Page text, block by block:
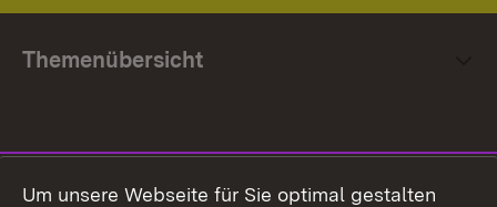
Themenübersicht
Um unsere Webseite für Sie optimal gestalten